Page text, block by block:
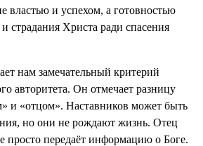
властью и успехом, а готовностью
страдания Христа ради спасения
нам замечательный критерий
авторитета. Он отмечает разницу
и «отцом». Наставников может быть
но они не рождают жизнь. Отец
просто передаёт информацию о Боге.